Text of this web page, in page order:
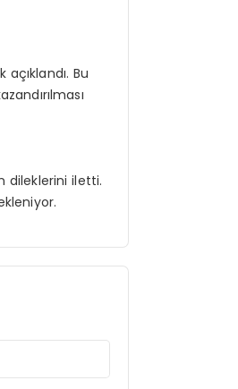
Bu
dileklerini iletti.